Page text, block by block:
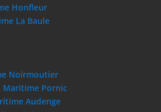
Honfleur
La Baule
Noirmoutier
Maritime Pornic
Audenge